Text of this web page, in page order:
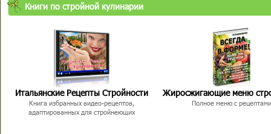
Книги по стройной кулинарии
Итальянские Рецепты Стройности
Книга избранных видео-рецептов,
адаптированных для стройнеющих
Жиросжигающие меню
Полное меню с рецептами